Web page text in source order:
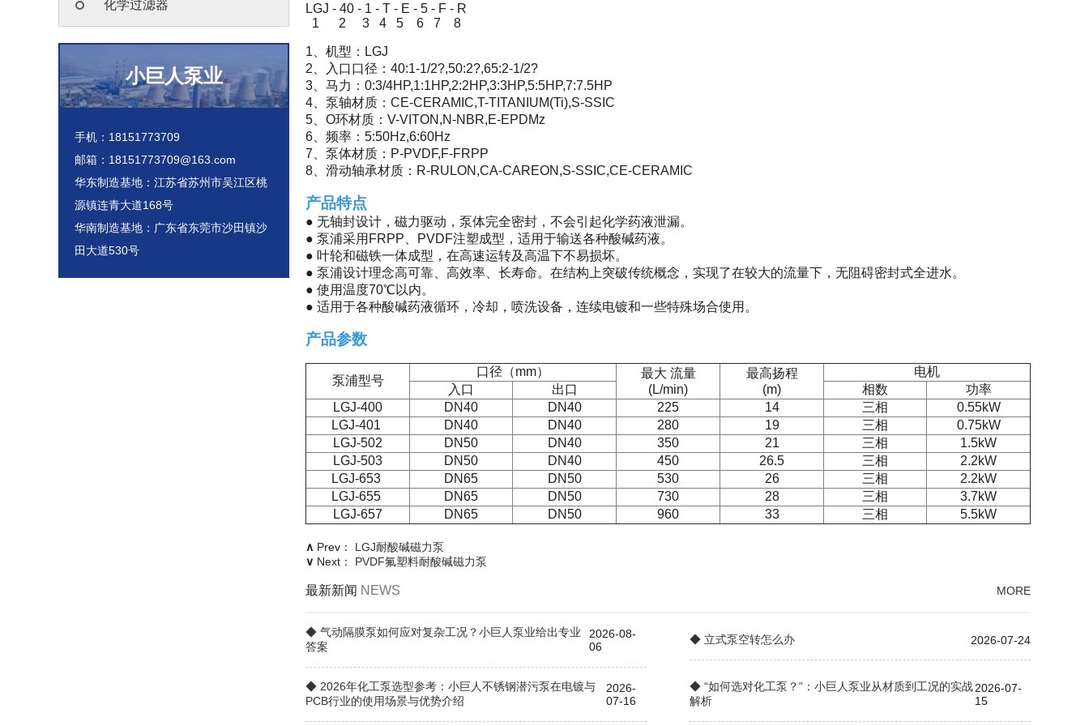
化学过滤器
小巨人泵业
手机：18151773709
邮箱：18151773709@163.com
华东制造基地：江苏省苏州市吴江区桃
源镇连青大道168号
华南制造基地：广东省东莞市沙田镇沙
田大道530号
LGJ - 40 - 1 - T - E - 5 - F - R
1 2 3 4 5 6 7 8
1、机型：LGJ
2、入口口径：40:1-1/2?,50:2?,65:2-1/2?
3、马力：0:3/4HP,1:1HP,2:2HP,3:3HP,5:5HP,7:7.5HP
4、泵轴材质：CE-CERAMIC,T-TITANIUM(Ti),S-SSIC
5、O环材质：V-VITON,N-NBR,E-EPDMz
6、频率：5:50Hz,6:60Hz
7、泵体材质：P-PVDF,F-FRPP
8、滑动轴承材质：R-RULON,CA-CAREON,S-SSIC,CE-CERAMIC
产品特点
● 无轴封设计，磁力驱动，泵体完全密封，不会引起化学药液泄漏。
● 泵浦采用FRPP、PVDF注塑成型，适用于输送各种酸碱药液。
● 叶轮和磁铁一体成型，在高速运转及高温下不易损坏。
● 泵浦设计理念高可靠、高效率、长寿命。在结构上突破传统概念，实现了在较大的流量下，无阻碍密封式全进水。
● 使用温度70℃以内。
● 适用于各种酸碱药液循环，冷却，喷洗设备，连续电镀和一些特殊场合使用。
产品参数
泵浦型号
口径（mm）
最大 流量
(L/min)
最高扬程
(m)
电机
入口
出口 相数
功率
LGJ-400
DN40 DN40 225 14 三相
0.55kW
LGJ-401
DN40 DN40 280 19 三相
0.75kW
LGJ-502
DN50 DN40 350 21 三相
1.5kW
LGJ-503
DN50 DN40 450 26.5 三相
2.2kW
LGJ-653
DN65 DN50 530 26 三相
2.2kW
LGJ-655
DN65 DN50 730 28 三相
3.7kW
LGJ-657
DN65 DN50 960 33 三相 5.5kW
∧ Prev： LGJ耐酸碱磁力泵
∨ Next： PVDF氟塑料耐酸碱磁力泵
最新新闻 NEWS MORE
◆ 气动隔膜泵如何应对复杂工况？小巨人泵业给出专业
答案
2026-08-
06
◆ 立式泵空转怎么办 2026-07-24
◆ 2026年化工泵选型参考：小巨人不锈钢潜污泵在电镀与
PCB行业的使用场景与优势介绍
2026-
07-16
◆ “如何选对化工泵？”：小巨人泵业从材质到工况的实战
解析
2026-07-
15